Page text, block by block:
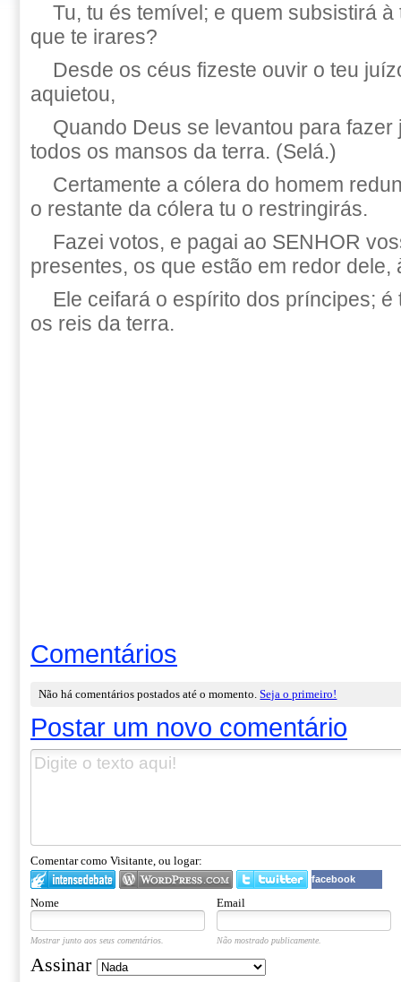
Tu, tu és temível; e quem subsistirá
que te irares?
Desde os céus fizeste ouvir o teu
aquietou,
Quando Deus se levantou para
todos os mansos da terra. (Selá.)
Certamente a cólera do homem
o restante da cólera tu o restringirás.
Fazei votos, e pagai ao SENHOR
presentes, os que estão em redor dele,
Ele ceifará o espírito dos príncipes;
os reis da terra.
Comentários
Não há comentários postados até o momento.Seja o primeiro!
Postar um novo comentário
Comentar como Visitante, ou logar:
facebook
Nome Email
Mostrar junto aos seus comentários. Não mostrado publicamente.
Assinar